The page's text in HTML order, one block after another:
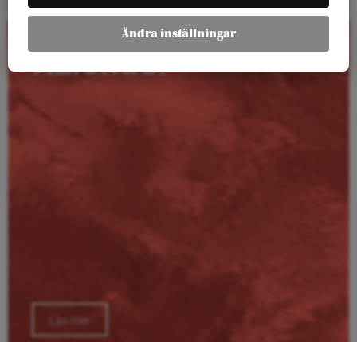
Kalender
Läs mer
Ändra inställningar